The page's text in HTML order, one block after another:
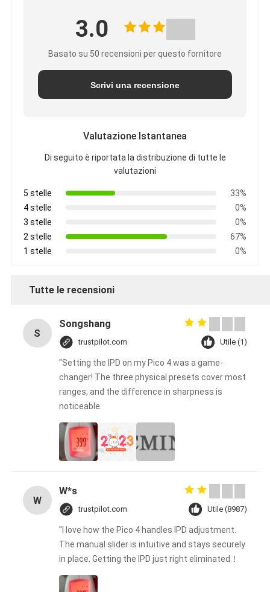
3.0
Basato su 50 recensioni per questo fornitore
Scrivi una recensione
Valutazione Istantanea
Di seguito è riportata la distribuzione di tutte le
valutazioni
5 stelle
33%
4 stelle
0%
3 stelle
0%
2 stelle
67%
1 stelle
0%
Tutte le recensioni
S
Songshang
trustpilot.com Utile (1)
"Setting the IPD on my Pico 4 was a game-
changer! The three physical presets cover most
ranges, and the difference in sharpness is
noticeable.
W
W*s
trustpilot.com Utile (8987)
"I love how the Pico 4 handles IPD adjustment.
The manual slider is intuitive and stays securely
in place. Getting the IPD just right eliminated！